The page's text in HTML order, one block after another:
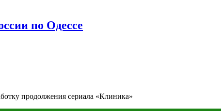
по Одессе
продолжения сериала «Клиника»